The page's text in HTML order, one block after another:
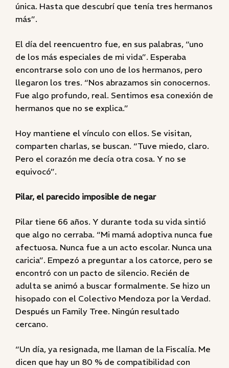
única. Hasta que descubrí que tenía tres hermanos
más”.
El día del reencuentro fue, en sus palabras, “uno
de los más especiales de mi vida”. Esperaba
encontrarse solo con uno de los hermanos, pero
llegaron los tres. “Nos abrazamos sin conocernos.
Fue algo profundo, real. Sentimos esa conexión de
hermanos que no se explica.”
Hoy mantiene el vínculo con ellos. Se visitan,
comparten charlas, se buscan. “Tuve miedo, claro.
Pero el corazón me decía otra cosa. Y no se
equivocó”.
Pilar, el parecido imposible de negar
Pilar tiene 66 años. Y durante toda su vida sintió
que algo no cerraba. “Mi mamá adoptiva nunca fue
afectuosa. Nunca fue a un acto escolar. Nunca una
caricia”. Empezó a preguntar a los catorce, pero se
encontró con un pacto de silencio. Recién de
adulta se animó a buscar formalmente. Se hizo un
hisopado con el Colectivo Mendoza por la Verdad.
Después un Family Tree. Ningún resultado
cercano.
“Un día, ya resignada, me llaman de la Fiscalía. Me
dicen que hay un 80 % de compatibilidad con